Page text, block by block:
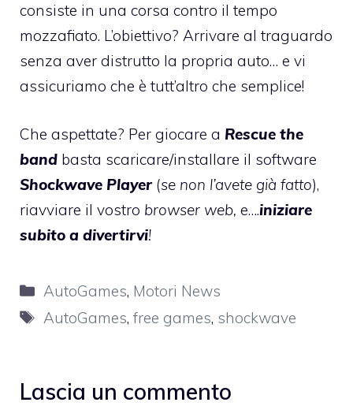
consiste in una corsa contro il tempo
mozzafiato. L’obiettivo? Arrivare al traguardo
senza aver distrutto la propria auto… e vi
assicuriamo che è tutt’altro che semplice!
Che aspettate? Per giocare a Rescue the
band basta scaricare/installare il software
Shockwave Player(se non l’avete già fatto),
riavviare il vostro browser web, e….iniziare
subito a divertirvi!
Categorie
AutoGames, Motori News
Tag
AutoGames,free games, shockwave
Lascia un commento